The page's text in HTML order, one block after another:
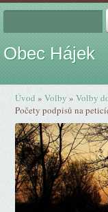
Obec Hájek
Úvod »Volby »Volby
Počety podpisů na